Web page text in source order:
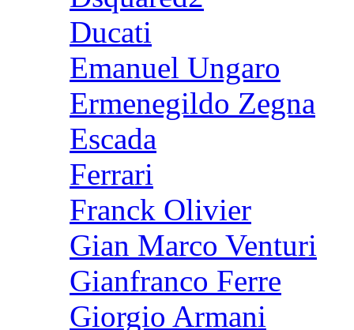
Ducati
Emanuel Ungaro
Ermenegildo Zegna
Escada
Ferrari
Franck Olivier
Gian Marco Venturi
Gianfranco Ferre
Giorgio Armani